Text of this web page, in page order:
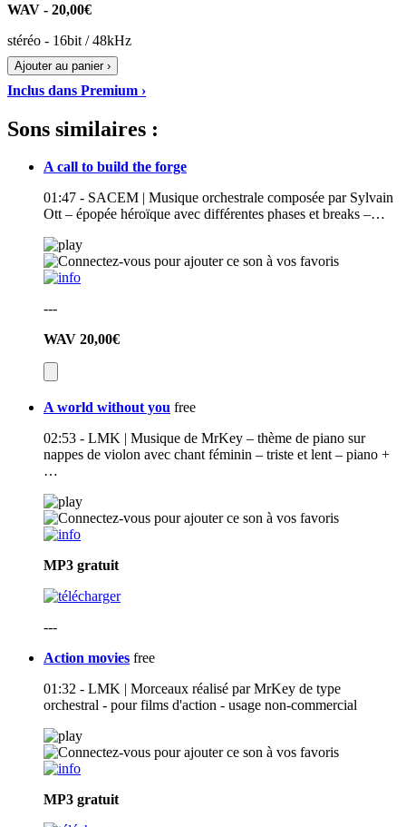
WAV - 20,00€
stéréo - 16bit / 48kHz
Ajouter au panier ›
Inclus dans Premium ›
Sons similaires :
A call to build the forge
01:47 - SACEM | Musique orchestrale composée par Sylvain
Ott – épopée héroïque avec différentes phases et breaks –…
---
WAV 20,00€
A world without you free
02:53 - LMK | Musique de MrKey – thème de piano sur
nappes de violon avec chant féminin – triste et lent – piano +
…
MP3 gratuit
---
Action movies free
01:32 - LMK | Morceaux réalisé par MrKey de type
orchestral - pour films d'action - usage non-commercial
MP3 gratuit